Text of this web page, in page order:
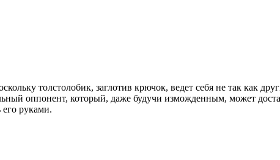
толстолобик, заглотив крючок, ведет себя не так как
оппонент, который, даже будучи изможденным, может
его руками.